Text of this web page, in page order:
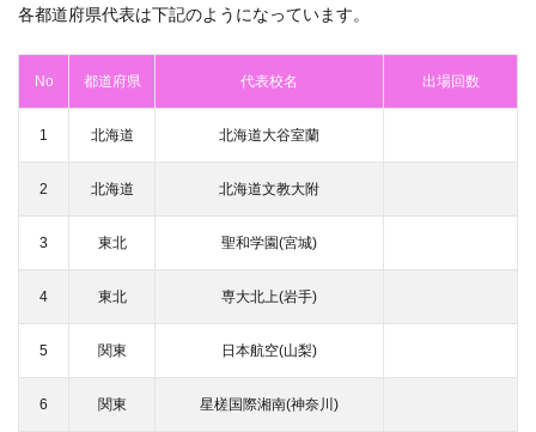
各都道府県代表は下記のようになっています。
No 都道府県 代表校名 出場回数
1 北海道 北海道大谷室蘭
2 北海道 北海道文教大附
3 東北 聖和学園(宮城)
4 東北 専大北上(岩手)
5 関東 日本航空(山梨)
6 関東 星槎国際湘南(神奈川)